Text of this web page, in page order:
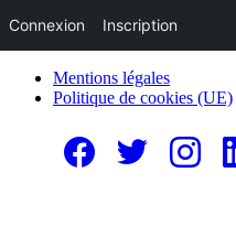
Mentions légales
Politique de cookies (UE)
Connexion Inscription